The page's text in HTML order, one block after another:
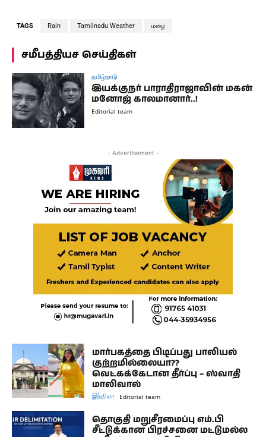
TAGS Rain Tamilnadu Weather மழை
சமீபத்தியச செய்திகள்
தமிழ்நாடு
இயக்குநர் பாராதிராஜாவின் மகன்
மனோஜ் காலமானார்..!
Editorial team
- Advertisement -
மார்பகத்தை பிடிப்பது பாலியல்
குற்றமில்லையா??
வெட்கக்கேடான தீர்ப்பு – ஸ்வாதி
மாலிவால்
இந்தியா Editorial team
தொகுதி மறுசீரமைப்பு எம்.பி
சீட்டுக்கான பிரச்சனை மட்டுமல்ல